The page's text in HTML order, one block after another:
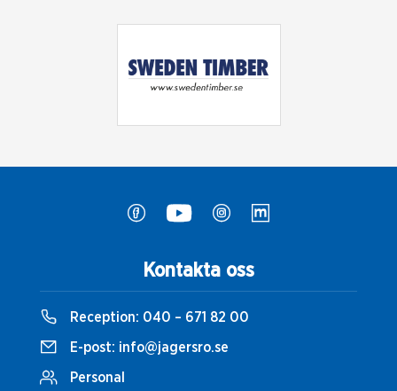
Kontakta oss
Reception: 040 – 671 82 00
E-post: info@jagersro.se
Personal